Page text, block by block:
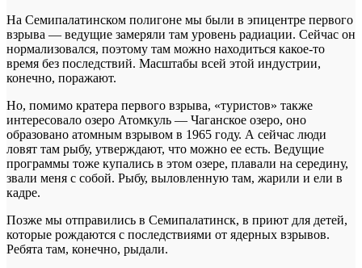
На Семипалатинском полигоне мы были в эпицентре первого
взрыва — ведущие замеряли там уровень радиации. Сейчас он
нормализовался, поэтому там можно находиться какое-то
время без последствий. Масштабы всей этой индустрии,
конечно, поражают.
Но, помимо кратера первого взрыва, «туристов» также
интересовало озеро Атомкуль — Чаганское озеро, оно
образовано атомным взрывом в 1965 году. А сейчас люди
ловят там рыбу, утверждают, что можно ее есть. Ведущие
программы тоже купались в этом озере, плавали на середину,
звали меня с собой. Рыбу, выловленную там, жарили и ели в
кадре.
Позже мы отправились в Семипалатинск, в приют для детей,
которые рождаются с последствиями от ядерных взрывов.
Ребята там, конечно, рыдали.